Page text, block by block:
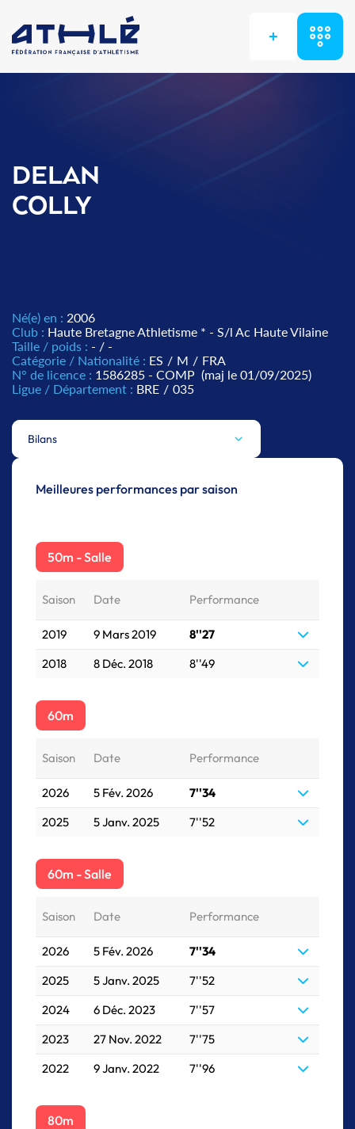
+
DELAN
COLLY
Né(e) en : 2006
Club : Haute Bretagne Athletisme * - S/l Ac Haute Vilaine
Taille / poids : - / -
Catégorie / Nationalité : ES / M / FRA
N° de licence : 1586285 - COMP (maj le 01/09/2025)
Ligue / Département : BRE / 035
Bilans
Meilleures performances par saison
50m - Salle
Saison Date Performance
2019 9 Mars 2019
8''27
2018
8 Déc. 2018 8''49
60m
Saison Date Performance
2026 5 Fév. 2026
7''34
2025
5 Janv. 2025 7''52
60m - Salle
Saison Date Performance
2026 5 Fév. 2026
7''34
2025
5 Janv. 2025
7''52
2024
6 Déc. 2023
7''57
2023
27 Nov. 2022
7''75
2022
9 Janv. 2022 7''96
80m